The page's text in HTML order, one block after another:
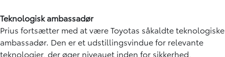
Teknologisk ambassadør
Prius fortsætter med at være Toyotas såkaldte teknologiske
ambassadør. Den er et udstillingsvindue for relevante
teknologier, der øger niveauet inden for sikkerhed,